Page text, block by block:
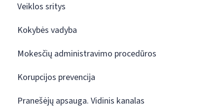
Veiklos sritys
Kokybės vadyba
Mokesčių administravimo procedūros
Korupcijos prevencija
Pranešėjų apsauga. Vidinis kanalas